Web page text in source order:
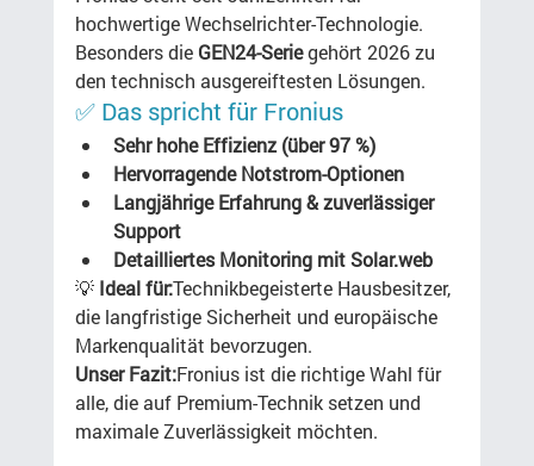
hochwertige Wechselrichter-Technologie.
Besonders die GEN24-Serie gehört 2026 zu
den technisch ausgereiftesten Lösungen.
✅ Das spricht für Fronius
Sehr hohe Effizienz (über 97 %)
Hervorragende Notstrom-Optionen
Langjährige Erfahrung & zuverlässiger
Support
Detailliertes Monitoring mit Solar.web
💡 Ideal für:Technikbegeisterte Hausbesitzer,
die langfristige Sicherheit und europäische
Markenqualität bevorzugen.
Unser Fazit:Fronius ist die richtige Wahl für
alle, die auf Premium-Technik setzen und
maximale Zuverlässigkeit möchten.